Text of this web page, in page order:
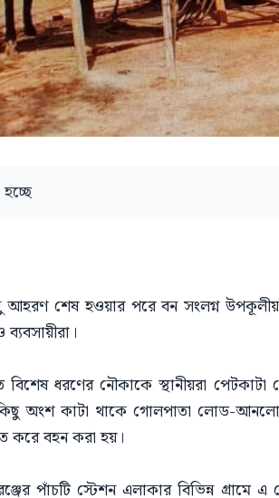
শেষ হওয়ার পরে বন সংলগ্ন
ধরণের নৌকাকে স্থানীয়রা
অংশ কাটা থাকে গোলপাতা লোড-
করে বহন করা হয়।
পাঁচটি স্টেশন এলাকার বিভিন্ন